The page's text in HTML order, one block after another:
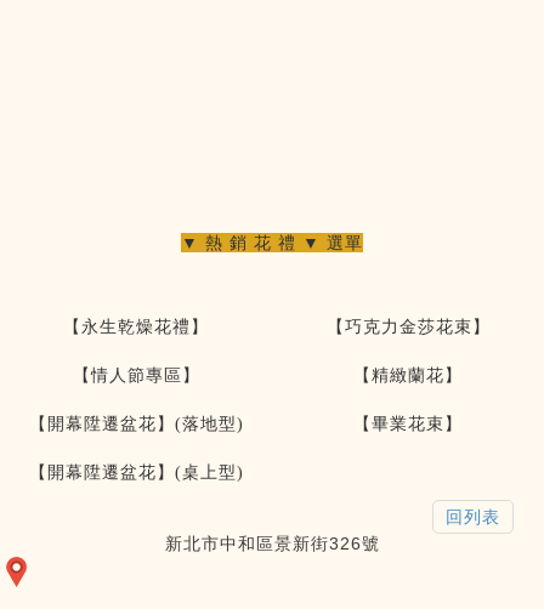
▼ 熱 銷 花 禮 ▼ 選單
【永生乾燥花禮】 【巧克力金莎花束】
【情人節專區】 【精緻蘭花】
【開幕陞遷盆花】(落地型) 【畢業花束】
【開幕陞遷盆花】(桌上型)
新北市中和區景新街326號
回列表